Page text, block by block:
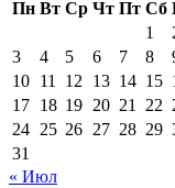
Пн Вт Ср Чт Пт Сб
1
3
4 5 6 7 8
10 11 12 13 14 15
17 18 19 20 21 22
24 25 26 27 28 29
31
« Июл